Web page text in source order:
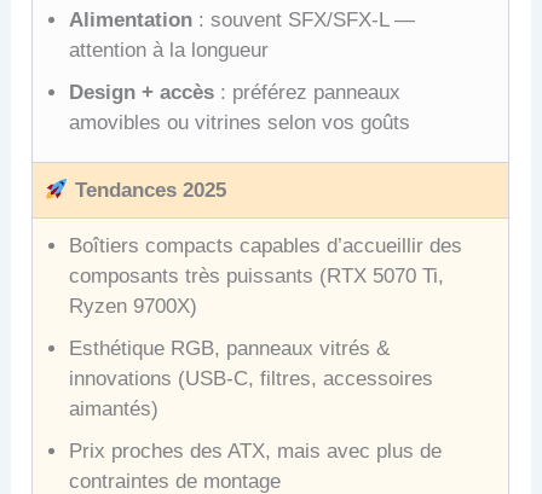
Alimentation : souvent SFX/SFX-L —
attention à la longueur
Design + accès : préférez panneaux
amovibles ou vitrines selon vos goûts
Tendances 2025
Boîtiers compacts capables d’accueillir des
composants très puissants (RTX 5070 Ti,
Ryzen 9700X)
Esthétique RGB, panneaux vitrés &
innovations (USB-C, filtres, accessoires
aimantés)
Prix proches des ATX, mais avec plus de
contraintes de montage